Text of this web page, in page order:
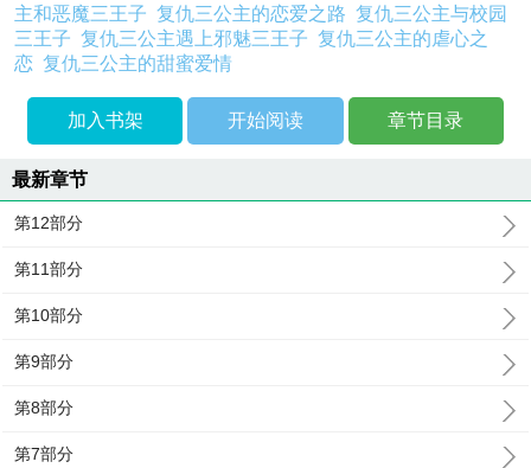
主和恶魔三王子复仇三公主的恋爱之路复仇三公主与校园
三王子复仇三公主遇上邪魅三王子复仇三公主的虐心之
恋复仇三公主的甜蜜爱情
加入书架 开始阅读 章节目录
最新章节
第12部分
第11部分
第10部分
第9部分
第8部分
第7部分